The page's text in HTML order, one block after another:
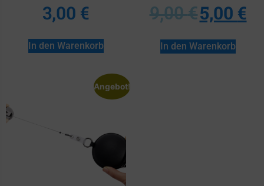
3,00 €
In den Warenkorb
9,00€5,00 €
In den Warenkorb
Angebot!